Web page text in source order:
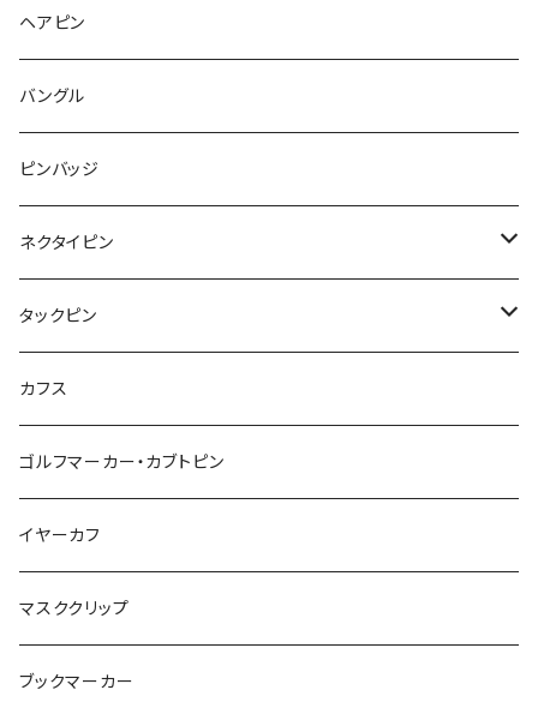
こいのぼり
マーブル
カメオ
星
鳥
マーブル
こいのぼり
てんとう虫
鳥
食品
ハロウィン
カモフラージュ
square
天使
リボン
Bubble
レッサーパンダ
ブタ
月
惑星
星
唐津土
lip
フルーツ
アイスクリーム
マーブル
音楽
カメオ
ハート
モザイク
コアラ
羊
牛
カメ
イルカ
カエル
さくらんぼ
レモン
てんとう虫
野菜
雲
月
惑星
星
こいのぼり
カメラ
音楽
バイオリン
ピアノ
カメオ
バルーン
マーメイド
リボン
ラリエット
モザイク
ハート
アルファベット
ハロウィン
紐
鳥
バルーン
マーブル
パン
ガラス
リボン
マーブル
鳥
星
アルファベット
ハロウィン
カメオ
2トーン
ヘアピン
バングル
ピンバッジ
ネクタイピン
結び
スクエア
タックピン
結び
カフス
ゴルフマーカー・カブトピン
イヤーカフ
マスククリップ
ブックマーカー